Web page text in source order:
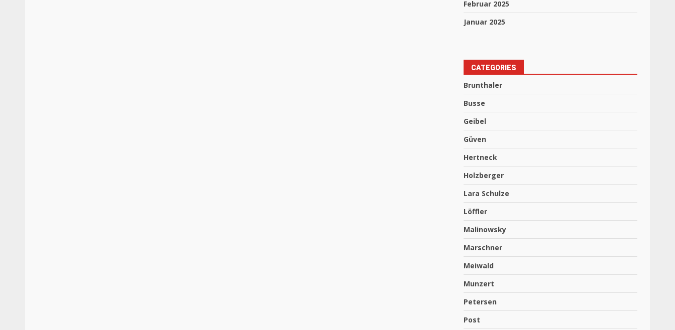
Februar 2025
Januar 2025
CATEGORIES
Brunthaler
Busse
Geibel
Güven
Hertneck
Holzberger
Lara Schulze
Löffler
Malinowsky
Marschner
Meiwald
Munzert
Petersen
Post